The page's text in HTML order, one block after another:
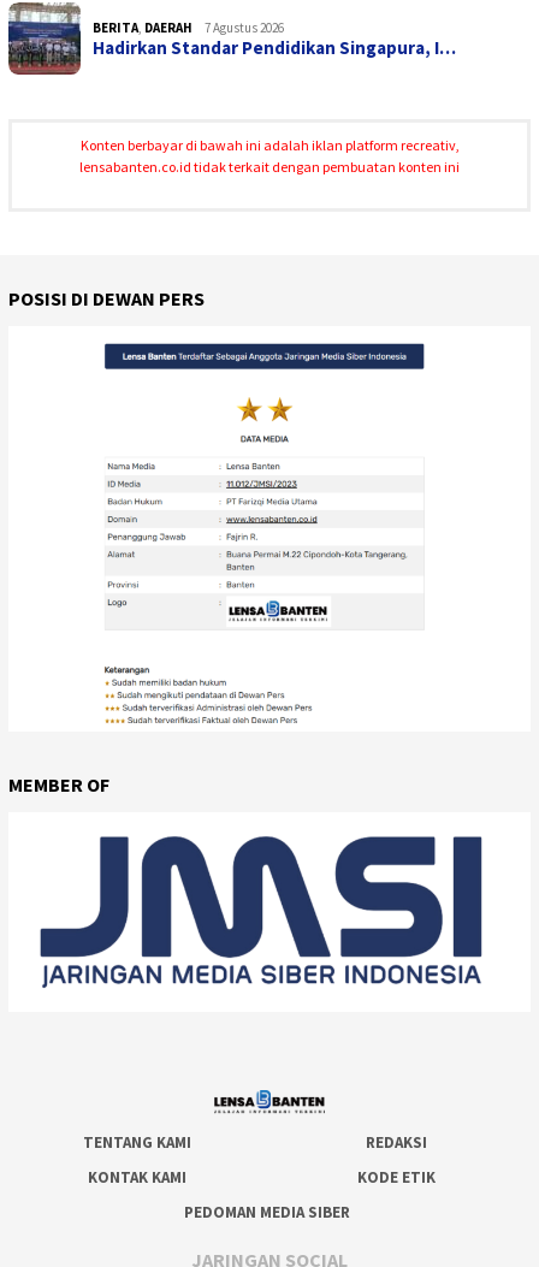
BERITA, DAERAH 7 Agustus 2026
Hadirkan Standar Pendidikan Singapura, I…
Konten berbayar di bawah ini adalah iklan platform recreativ,
lensabanten.co.id tidak terkait dengan pembuatan konten ini
POSISI DI DEWAN PERS
MEMBER OF
TENTANG KAMI
REDAKSI
KONTAK KAMI
KODE ETIK
PEDOMAN MEDIA SIBER
JARINGAN SOCIAL